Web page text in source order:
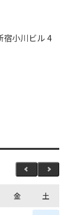
宿小川ビル 4
金 土